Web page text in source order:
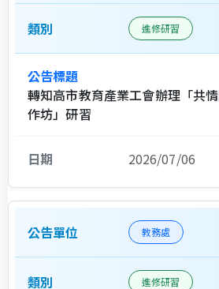
進修研習
轉知高市教育產業工會辦理「共
作坊」研習
2026/07/06
教務處
進修研習